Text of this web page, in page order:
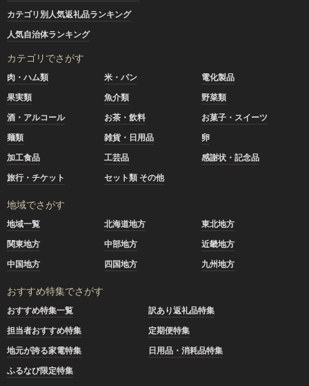
カテゴリ別人気返礼品ランキング
人気自治体ランキング
カテゴリでさがす
肉・ハム類 米・パン
電化製品
果実類
魚介類
野菜類
酒・アルコール
お茶・飲料
お菓子・スイーツ
麺類
雑貨・日用品
卵
加工食品
工芸品
感謝状・記念品
旅行・チケット
セット類 その他
地域でさがす
地域一覧 北海道地方
東北地方
関東地方
中部地方
近畿地方
中国地方
四国地方 九州地方
おすすめ特集でさがす
おすすめ特集一覧
訳あり返礼品特集
担当者おすすめ特集
定期便特集
地元が誇る家電特集
日用品・消耗品特集
ふるなび限定特集